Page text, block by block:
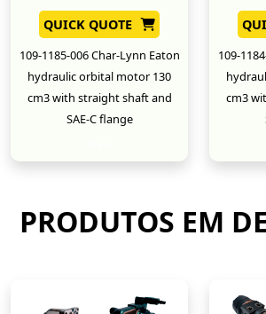
QUICK QUOTE
109-1185-006 Char-Lynn Eaton
hydraulic orbital motor 130
cm3 with straight shaft and
SAE-C flange
109-
cm3
PRODUTOS EM